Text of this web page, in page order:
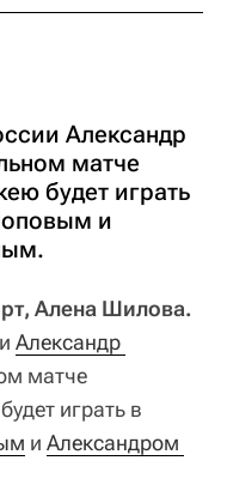
Александр
матче
будет играть
и
Алена Шилова.
Александр
матче
играть в
и Александром